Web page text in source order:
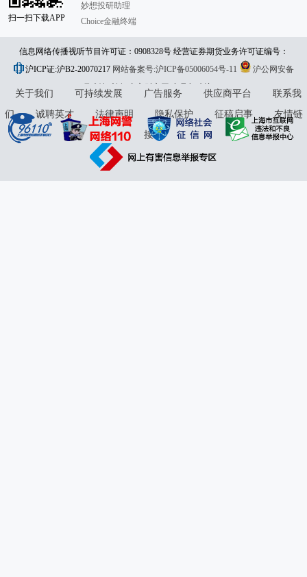
扫一扫下载APP
妙想投研助理
Choice金融终端
信息网络传播视听节目许可证：0908328号 经营证券期货业务许可证编号：
913101046312860336 违法和不良信息举报:021-61278686 举报邮箱：
jubao@eastmoney.com
沪ICP证:沪B2-20070217 网站备案号:沪ICP备05006054号-11
沪公网安备
31010402000120号版权所有:东方财富网意见与建议:4000300059/952500
关于我们 可持续发展 广告服务 供应商平台
联系我
们
诚聘英才 法律声明 隐私保护 征稿启事
友情链
接